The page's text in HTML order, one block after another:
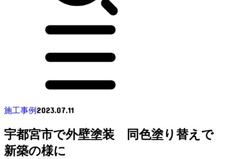
施工事例 2023.07.11
宇都宮市で外壁塗装 同色塗り替えで
新築の様に